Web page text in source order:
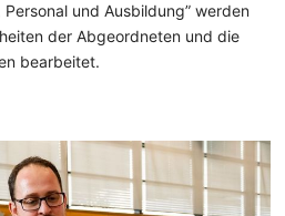
und Ausbildung” werden
der Abgeordneten und die
bearbeitet.